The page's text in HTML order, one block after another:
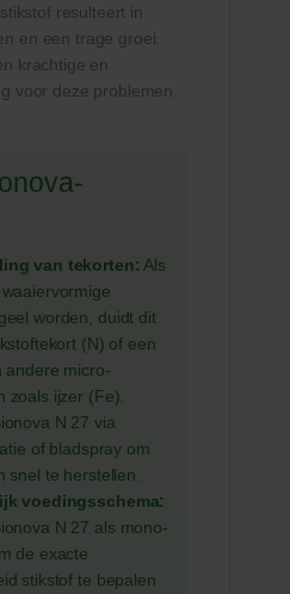
resulteert in
en een trage groei.
krachtige en
voor deze problemen.
van tekorten: Als
worden, duidt dit
(N) of een
andere micro-
zoals ijzer (Fe).
N 27 via
of bladspray om
snel te herstellen.
voedingsschema:
N 27 als mono-
de exacte
stikstof te bepalen